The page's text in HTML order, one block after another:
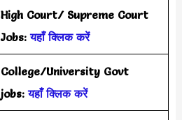
High Court/ Supreme Court
Jobs:यहाँ क्लिक करें
College/University Govt
jobs:यहाँ क्लिक करें